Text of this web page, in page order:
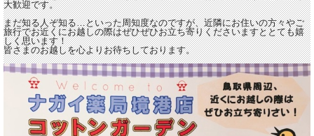
大歓迎です。
まだ知る人ぞ知る…といった周知度なのですが、近隣にお住いの方々やご
旅行でお近くにお越しの際はぜひぜひお立ち寄りくださいますととても嬉
しく思います！
皆さまのお越しを心よりお待ちしております。